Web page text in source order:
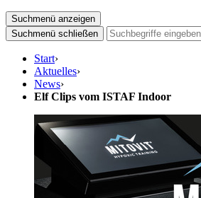
Suchmenü anzeigen
Suchmenü schließen
Start›
Aktuelles›
News›
Elf Clips vom ISTAF Indoor